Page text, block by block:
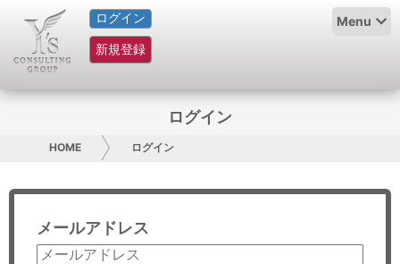
ログイン
新規登録
Menu
HOME
サービス紹介
グループ概要
採用情報
お問い合わせ
ログイン
HOME ログイン
メールアドレス